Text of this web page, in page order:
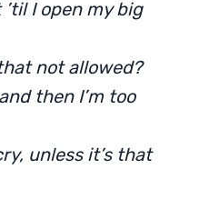
I open my big
not allowed?
then I’m too
unless it’s that